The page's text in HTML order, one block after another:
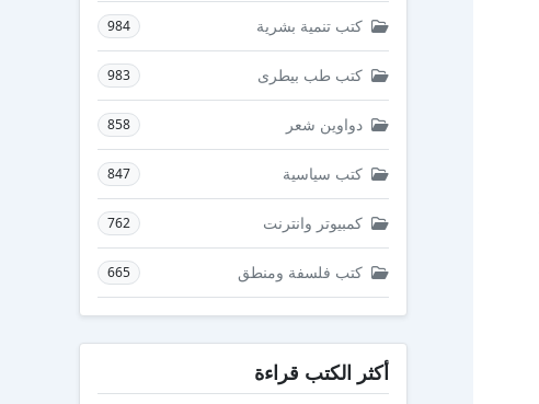
كتب تنمية بشرية 984
كتب طب بيطرى 983
دواوين شعر 858
كتب سياسية 847
كمبيوتر وانترنت 762
كتب فلسفة ومنطق 665
أكثر الكتب قراءة